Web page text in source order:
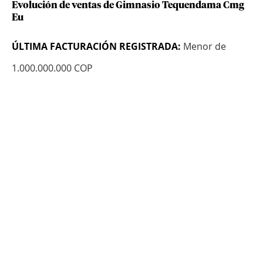
Evolución de ventas de Gimnasio Tequendama Cmg
Eu
ÚLTIMA FACTURACIÓN REGISTRADA: Menor de
1.000.000.000 COP